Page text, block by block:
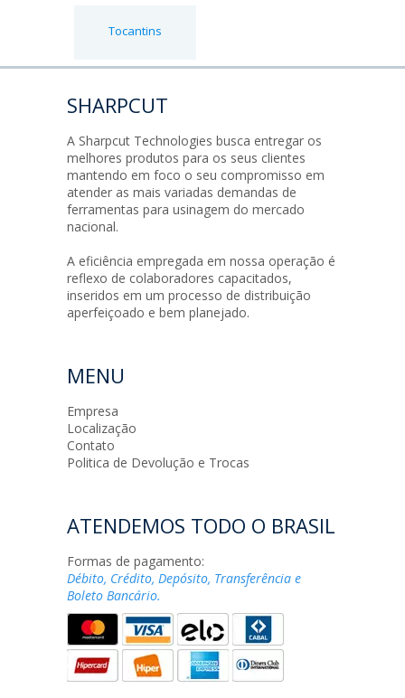
Tocantins
SHARPCUT
A Sharpcut Technologies busca entregar os
melhores produtos para os seus clientes
mantendo em foco o seu compromisso em
atender as mais variadas demandas de
ferramentas para usinagem do mercado
nacional.
A eficiência empregada em nossa operação é
reflexo de colaboradores capacitados,
inseridos em um processo de distribuição
aperfeiçoado e bem planejado.
MENU
Empresa
Localização
Contato
Politica de Devolução e Trocas
ATENDEMOS TODO O BRASIL
Formas de pagamento:
Débito, Crédito, Depósito, Transferência e
Boleto Bancário.